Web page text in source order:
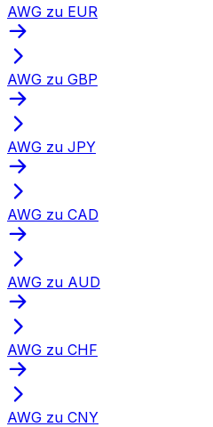
AWG zu EUR
AWG zu GBP
AWG zu JPY
AWG zu CAD
AWG zu AUD
AWG zu CHF
AWG zu CNY